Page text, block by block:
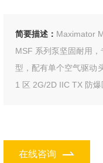
简要描述：
MSF 系列泵坚固耐用
型，配有单个空气驱动
1 区 2G/2D IIC TX 防爆
在线咨询